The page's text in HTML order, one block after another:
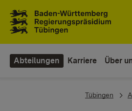
Abteilungen Karriere Über
You are
Tübingen